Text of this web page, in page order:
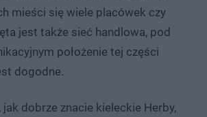
mieści się wiele placówek czy
jest także sieć handlowa, pod
położenie tej części
dogodne.
dobrze znacie kieleckie Herby,